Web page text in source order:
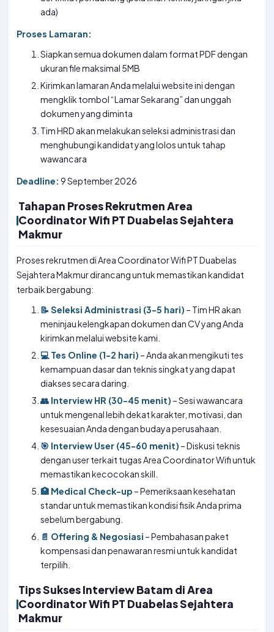
ada)
Proses Lamaran:
Siapkan semua dokumen dalam format PDF dengan
ukuran file maksimal 5MB
Kirimkan lamaran Anda melalui website ini dengan
mengklik tombol “Lamar Sekarang” dan unggah
dokumen yang diminta
Tim HRD akan melakukan seleksi administrasi dan
menghubungi kandidat yang lolos untuk tahap
wawancara
Deadline: 9 September 2026
Tahapan Proses Rekrutmen Area
Coordinator Wifi PT Duabelas Sejahtera
Makmur
Proses rekrutmen di Area Coordinator Wifi PT Duabelas
Sejahtera Makmur dirancang untuk memastikan kandidat
terbaik bergabung:
📝 Seleksi Administrasi (3-5 hari) – Tim HR akan
meninjau kelengkapan dokumen dan CV yang Anda
kirimkan melalui website kami.
💻 Tes Online (1-2 hari) – Anda akan mengikuti tes
kemampuan dasar dan teknis singkat yang dapat
diakses secara daring.
👥 Interview HR (30-45 menit) – Sesi wawancara
untuk mengenal lebih dekat karakter, motivasi, dan
kesesuaian Anda dengan budaya perusahaan.
🎯 Interview User (45-60 menit) – Diskusi teknis
dengan user terkait tugas Area Coordinator Wifi untuk
memastikan kecocokan skill.
🏥 Medical Check-up – Pemeriksaan kesehatan
standar untuk memastikan kondisi fisik Anda prima
sebelum bergabung.
📄 Offering & Negosiasi – Pembahasan paket
kompensasi dan penawaran resmi untuk kandidat
terpilih.
Tips Sukses Interview Batam di Area
Coordinator Wifi PT Duabelas Sejahtera
Makmur